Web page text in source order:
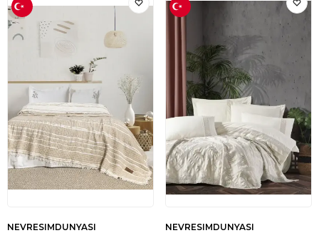
NEVRESIMDUNYASI NEVRESIMDUNYASI